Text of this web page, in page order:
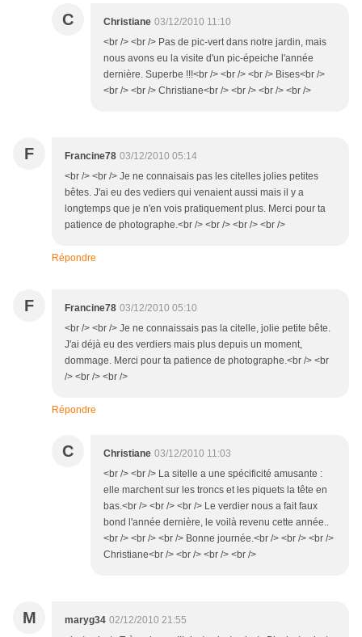
C Christiane 03/12/2010 11:10
<br /> <br /> Pas de pic-vert dans notre jardin, mais
nous avons eu la visite d'un pic-épeiche l'année
dernière. Superbe !!!<br /> <br /> <br /> Bises<br />
<br /> <br /> Christiane<br /> <br /> <br /> <br />
F Francine78 03/12/2010 05:14
<br /> <br /> Je ne connaisais pas les citelles jolies petites
bêtes. J'ai eu des vediers qui venaient aussi mais il y a
longtemps que je n'en vois pratiquement plus. Merci pour ta
patience de photographe.<br /> <br /> <br /> <br />
Répondre
F Francine78 03/12/2010 05:10
<br /> <br /> Je ne connaissais pas la citelle, jolie petite bête.
J'ai déjà eu des verdiers mais plus depuis un moment,
dommage. Merci pour ta patience de photographe.<br /> <br
/> <br /> <br />
Répondre
C Christiane 03/12/2010 11:03
<br /> <br /> La sitelle a une spécificité amusante :
elle marchent sur les troncs et les piquets la tête en
bas.<br /> <br /> <br /> Le verdier nous a fait faux
bond l'année dernière, le voilà revenu cette année..
<br /> <br /> <br /> Bonne journée.<br /> <br /> <br />
Christiane<br /> <br /> <br /> <br />
M maryg34 02/12/2010 21:55